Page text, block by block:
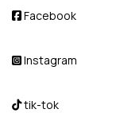
Facebook
Instagram
tik-tok